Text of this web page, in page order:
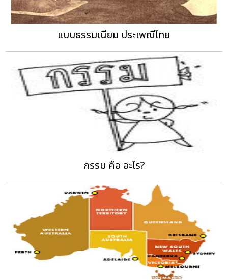
แบบธรรมเนียม ประเพณีไทย
กรรม คือ อะไร?